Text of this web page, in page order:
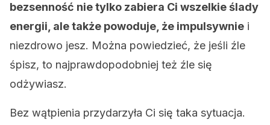
bezsenność nie tylko zabiera Ci wszelkie ślady
energii, ale także powoduje, że impulsywnie i
niezdrowo jesz. Można powiedzieć, że jeśli źle
śpisz, to najprawdopodobniej też źle się
odżywiasz.
Bez wątpienia przydarzyła Ci się taka sytuacja.